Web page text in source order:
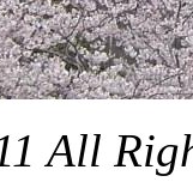
All